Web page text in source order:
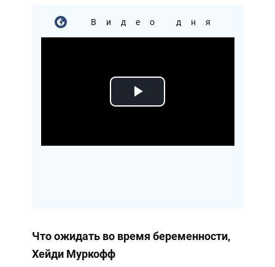
Видео дня
Play
Что ожидать во время беременности,
Хейди Муркофф